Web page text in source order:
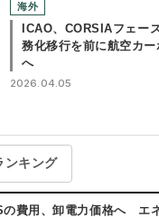
海外
ICAO、CORSIAフェ
務化移行を前に航空カ
へ
2026.04.05
ンキング
の費用、卸電力価格へ エ